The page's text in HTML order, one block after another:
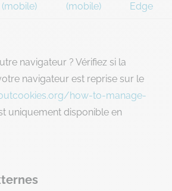
(mobile)
(mobile)
Edge
navigateur ? Vérifiez si la
navigateur est reprise sur le
how-to-manage-
uniquement disponible en